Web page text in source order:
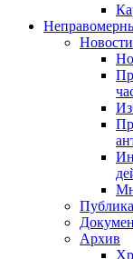
Новости
Архив